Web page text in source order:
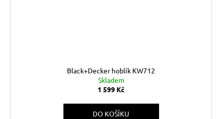
Black+Decker hoblík KW712
Skladem
1 599 Kč
DO KOŠÍKU